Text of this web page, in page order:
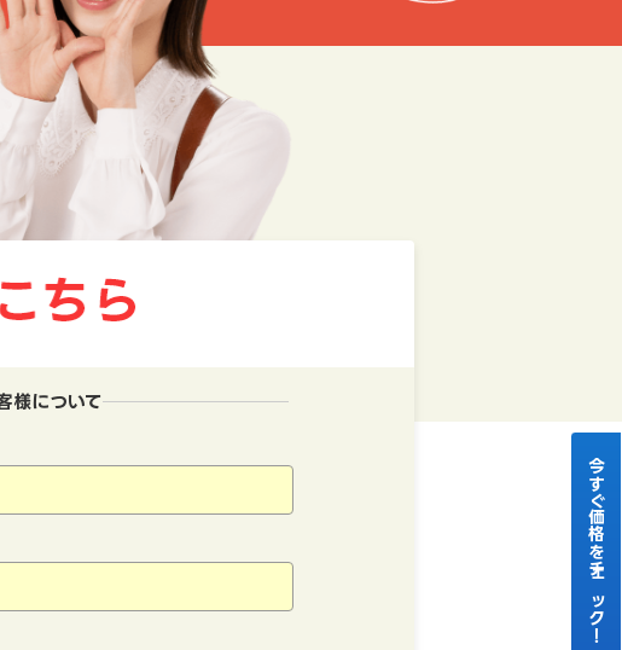
様について
今すぐ価格をチェック！